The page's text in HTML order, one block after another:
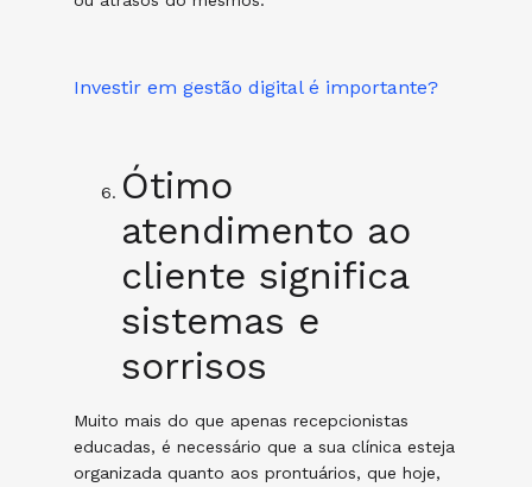
Investir em gestão digital é importante?
Ótimo
atendimento ao
cliente significa
sistemas e
sorrisos
Muito mais do que apenas recepcionistas
educadas, é necessário que a sua clínica esteja
organizada quanto aos prontuários, que hoje,